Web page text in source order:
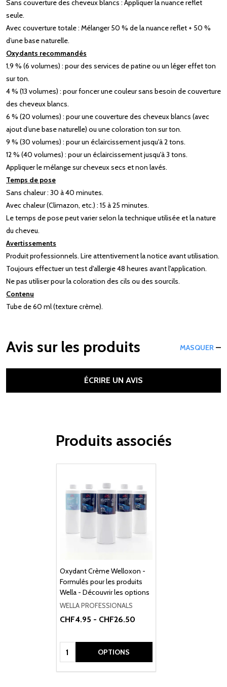
Sans couverture des cheveux blancs : Appliquer la nuance reflet
seule.
Avec couverture totale : Mélanger 50 % de la nuance reflet + 50 %
d’une base naturelle.
Oxydants recommandés
1,9 % (6 volumes) : pour des services de patine ou un léger effet ton
sur ton.
4 % (13 volumes) : pour foncer une couleur sans besoin de couverture
des cheveux blancs.
6 % (20 volumes) : pour une couverture des cheveux blancs (avec
ajout d’une base naturelle) ou une coloration ton sur ton.
9 % (30 volumes) : pour un éclaircissement jusqu'à 2 tons.
12 % (40 volumes) : pour un éclaircissement jusqu'à 3 tons.
Appliquer le mélange sur cheveux secs et non lavés.
Temps de pose
Sans chaleur : 30 à 40 minutes.
Avec chaleur (Climazon, etc.) : 15 à 25 minutes.
Le temps de pose peut varier selon la technique utilisée et la nature
du cheveu.
Avertissements
Produit professionnels. Lire attentivement la notice avant utilisation.
Toujours effectuer un test d'allergie 48 heures avant l'application.
Ne pas utiliser pour la coloration des cils ou des sourcils.
Contenu
Tube de 60 ml (texture crème).
Avis sur les produits MASQUER
ÉCRIRE UN AVIS
Produits associés
Oxydant Crème Welloxon -
Formulés pour les produits
Wella - Découvrir les options
WELLA PROFESSIONALS
CHF4.95 - CHF26.50
Quantité: OPTIONS